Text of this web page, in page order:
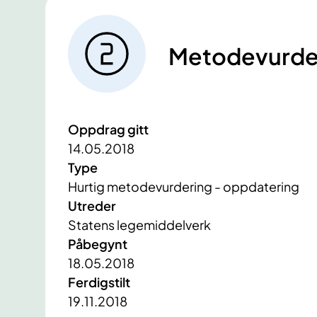
Oppdrag gitt
14.05.2018
Type
Hurtig metodevurdering - oppdatering
Utreder
Statens legemiddelverk
Påbegynt
18.05.2018
Ferdigstilt
19.11.2018